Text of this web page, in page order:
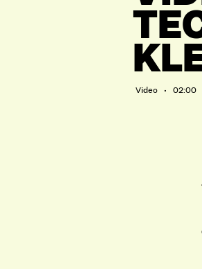
Video • 02:00